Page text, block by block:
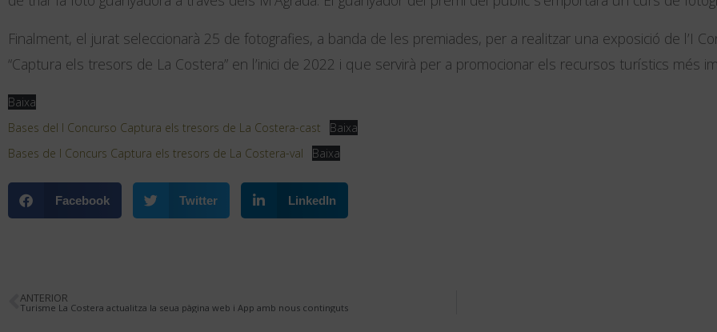
Finalment, el jurat seleccionarà 25 de fotografies, a banda de les premiades, per a realitzar una exposició de l’I
“Captura els tresors de La Costera” en l’inici de 2022 i que servirà per a promocionar els recursos turístics més
Baixa
Bases del I Concurso Captura els tresors de La Costera-cast
Baixa
Bases de I Concurs Captura els tresors de La Costera-val
Baixa
Facebook Twitter LinkedIn
ANTERIOR
Turisme La Costera actualitza la seua pàgina web i App amb nous continguts